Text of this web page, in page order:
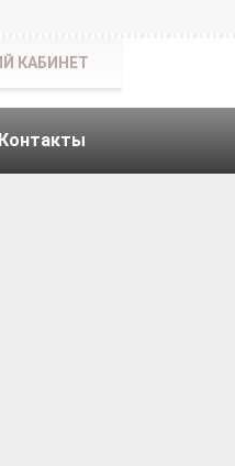
Контакты
КАБИНЕТ